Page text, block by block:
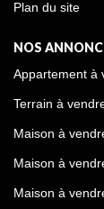
Plan du site
NOS
Appartement à
Terrain à
Maison à
Maison à
Maison à